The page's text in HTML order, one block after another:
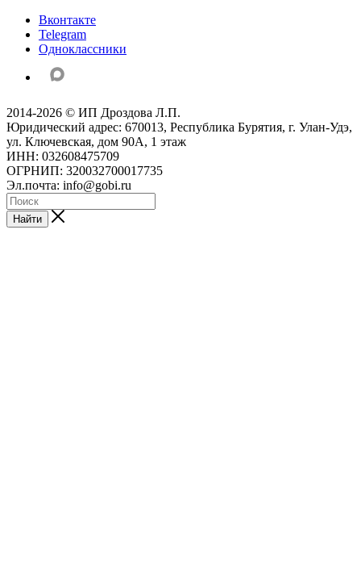
Вконтакте
Telegram
Одноклассники
2014-2026 © ИП Дроздова Л.П.
Юридический адрес: 670013, Республика Бурятия, г. Улан-Удэ,
ул. Ключевская, дом 90А, 1 этаж
ИНН: 032608475709
ОГРНИП: 320032700017735
Эл.почта: info@gobi.ru
Найти